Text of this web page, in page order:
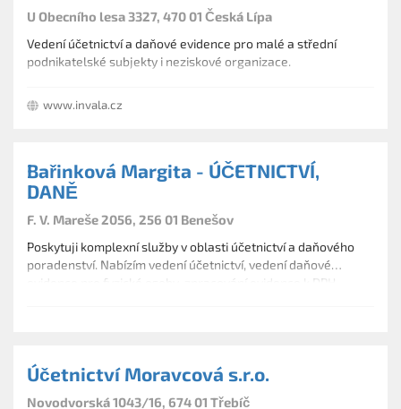
U Obecního lesa 3327, 470 01 Česká Lípa
Vedení účetnictví a daňové evidence pro malé a střední
podnikatelské subjekty i neziskové organizace.
www.invala.cz
Bařinková Margita - ÚČETNICTVÍ,
DANĚ
F. V. Mareše 2056, 256 01 Benešov
Poskytuji komplexní služby v oblasti účetnictví a daňového
poradenství. Nabízím vedení účetnictví, vedení daňové
evidence pro fyzické osoby, zpracování evidence k DPH,
Účetnictví Moravcová s.r.o.
Novodvorská 1043/16, 674 01 Třebíč